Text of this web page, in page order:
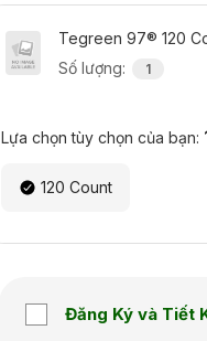
Tegreen 97® 120
Số lượng: 1
Lựa chọn tùy chọn của bạn:
120 Count
Đăng Ký và Tiết